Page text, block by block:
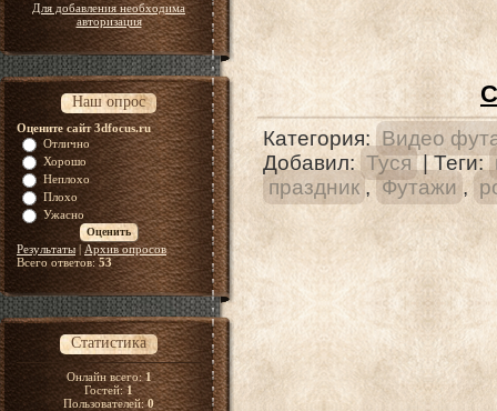
Для добавления необходима
авторизация
Наш опрос
Оцените сайт 3dfocus.ru
Отлично
Хорошо
Неплохо
Плохо
Ужасно
Результаты| Архив опросов
Всего ответов:53
Статистика
Онлайн всего:1
Гостей:1
Пользователей:0
Категория: Видео
Добавил: Туся |Теги:
праздник , Футажи ,